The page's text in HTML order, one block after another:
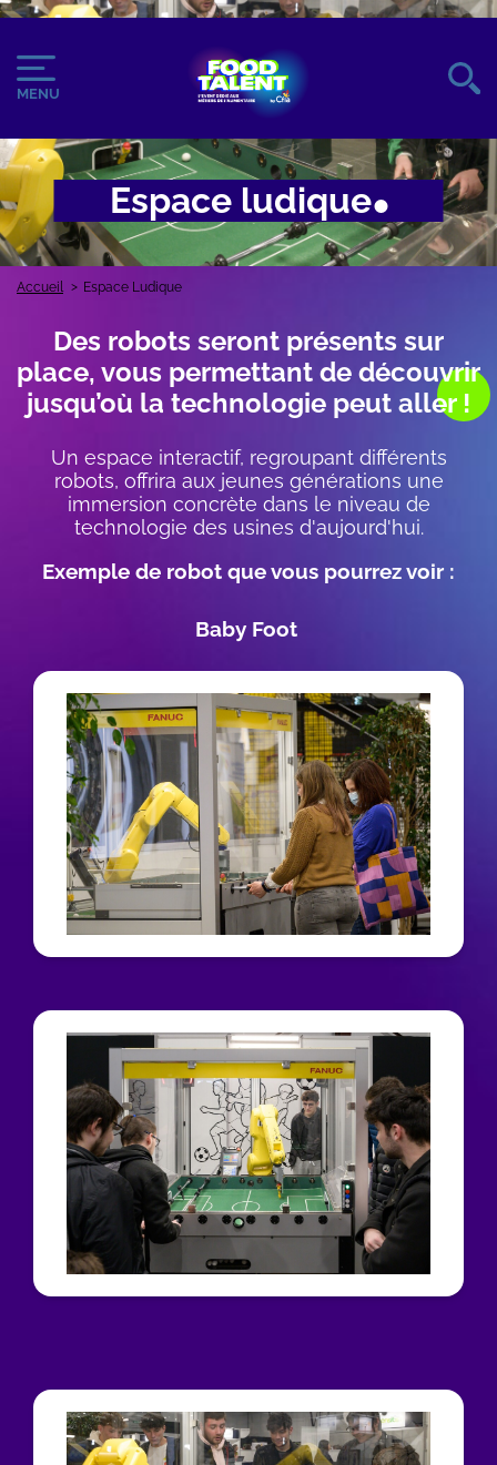
Aller
contenu
principal
MENU
Espace ludique
Fil
d'Ariane
Accueil Espace Ludique
BodyDes robots seront présents sur
place, vous permettant de découvrir
jusqu’où la technologie peut aller !
Un espace interactif, regroupant différents
robots, offrira aux jeunes générations une
immersion concrète dans le niveau de
technologie des usines d'aujourd'hui.
Exemple de robot que vous pourrez voir :
Baby Foot